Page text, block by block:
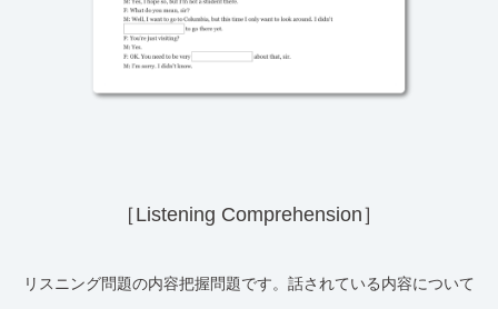
［Listening Comprehension］
リスニング問題の内容把握問題です。話されている内容について